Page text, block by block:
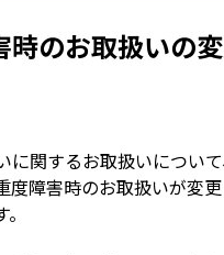
のお取扱いの
に関するお取扱いについ
度障害時のお取扱いが変